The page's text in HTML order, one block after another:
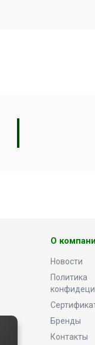
О
Новости
Политика
Бренды
Контакты